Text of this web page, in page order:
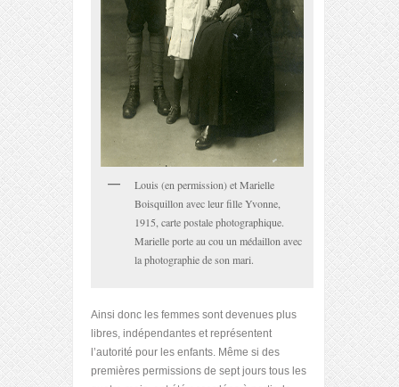
Louis (en permission) et Marielle
Boisquillon avec leur fille Yvonne,
1915, carte postale photographique.
Marielle porte au cou un médaillon avec
la photographie de son mari.
Ainsi donc les femmes sont devenues plus
libres, indépendantes et représentent
l’autorité pour les enfants. Même si des
premières permissions de sept jours tous les